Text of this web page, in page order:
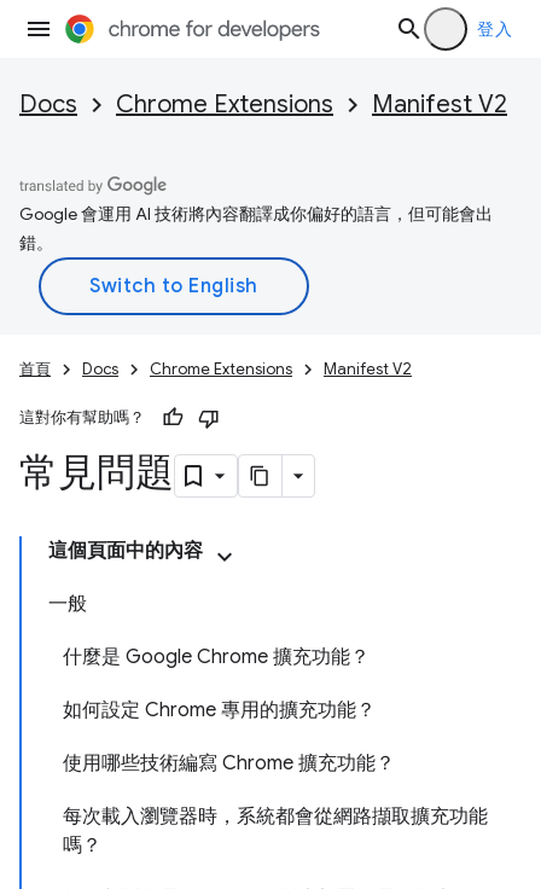
登入
Docs Chrome Extensions Manifest V2
Google 會運用 AI 技術將內容翻譯成你偏好的語言，但可能會出
錯。
首頁 Docs Chrome Extensions Manifest V2
這對你有幫助嗎？
常見問題
這個頁面中的內容
一般
什麼是 Google Chrome 擴充功能？
如何設定 Chrome 專用的擴充功能？
使用哪些技術編寫 Chrome 擴充功能？
每次載入瀏覽器時，系統都會從網路擷取擴充功能
嗎？